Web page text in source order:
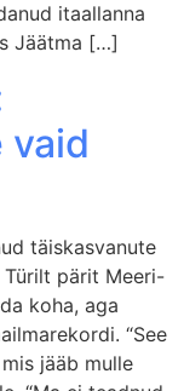
itaallanna
Jäätma […]
vaid
täiskasvanute
pärit Meeri-
koha, aga
“See
jääb mulle